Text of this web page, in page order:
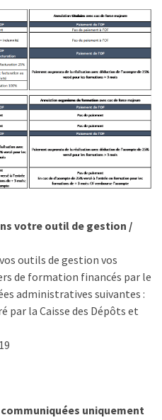
votre outil de gestion /
outils de gestion vos
de formation financés par le
administratives suivantes :
la Caisse des Dépôts et
uniquement